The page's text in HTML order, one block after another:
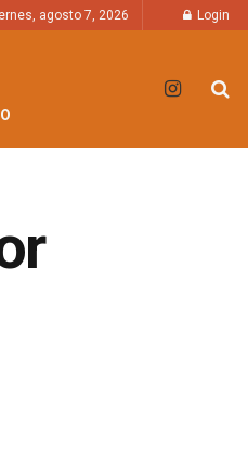
agosto 7, 2026 Login